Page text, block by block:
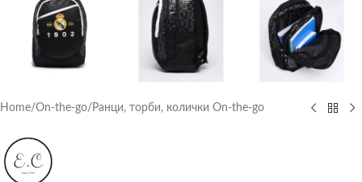
Home/On-the-go/ Ранци, торби, колички On-the-go